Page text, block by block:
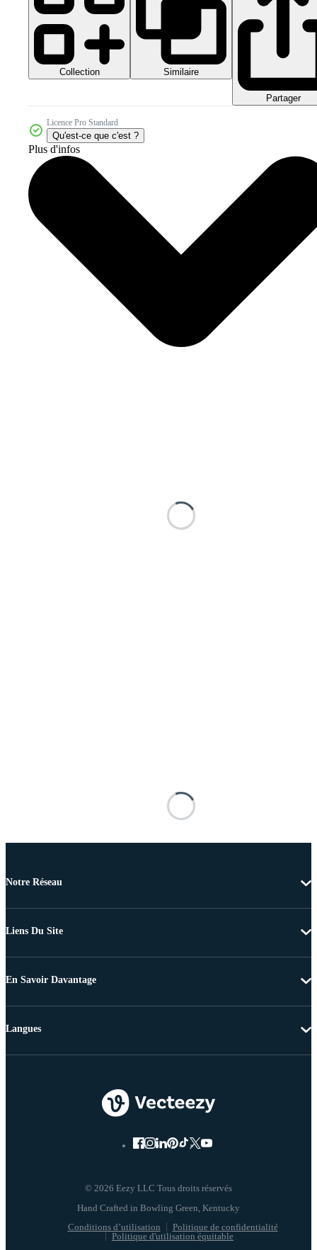
Collection Similaire
Partager
Licence Pro Standard
Qu'est-ce que c'est ?
Plus d'infos
Notre Réseau
Liens Du Site
En Savoir Davantage
© 2026 Eezy LLC Tous droits réservés
Conditions d’utilisation
Politique de confidentialité
Politique d'utilisation équitable
Langues